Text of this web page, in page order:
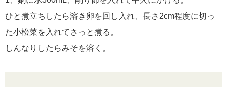
ひと煮立ちしたら溶き卵を回し入れ、長さ2cm程度に切っ
た小松菜を入れてさっと煮る。
しんなりしたらみそを溶く。